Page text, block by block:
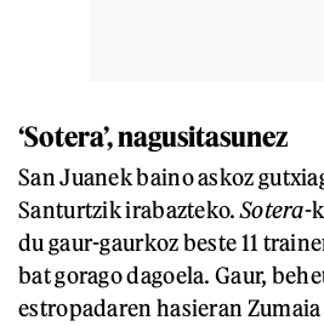
‘Sotera’, nagusitasunez
San Juanek baino askoz
Santurtzik irabazteko.Sotera-
du gaur-gaurkoz beste 11
bat gorago dagoela. Gaur,
estropadaren hasieran